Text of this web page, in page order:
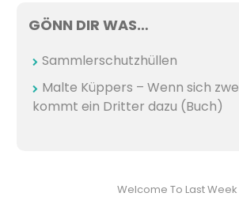
GÖNN DIR WAS…
Sammlerschutzhüllen
Malte Küppers – Wenn sich
kommt ein Dritter dazu (Buch)
Welcome To Last Week